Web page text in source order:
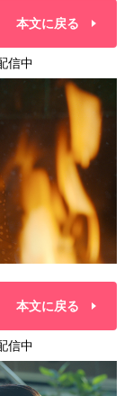
本文に戻る
信中
本文に戻る
信中